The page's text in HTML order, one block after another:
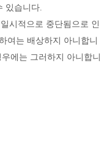
있습니다.
시적으로 중단됨으로 인
여는 배상하지 아니합니
에는 그러하지 아니합니